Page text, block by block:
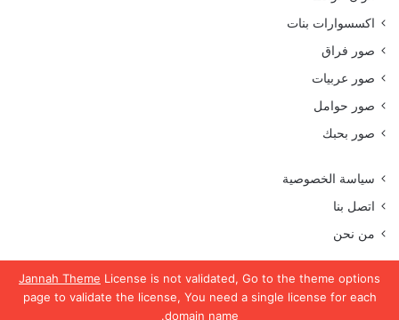
Jannah Theme License is not validated, Go to the theme options
page to validate the license, You need a single license for each
domain name.
اكسسوارات بنات
صور فراق
صور عربيات
صور حوامل
صور بحبك
سياسة الخصوصية
اتصل بنا
من نحن
جميع الحقوق محفوظة موقع رمسة عرب 2023